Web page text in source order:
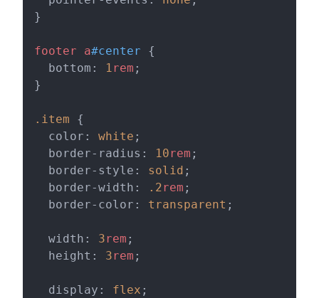
}
footer a#center {
  bottom:
1rem ;
}
.item {
  color:
white ;
  border-radius:
10rem ;
  border-style:
solid ;
  border-width:
.2rem ;
  border-color:
transparent ;
  width:
3rem ;
  height:
3rem ;
  display:
flex ;